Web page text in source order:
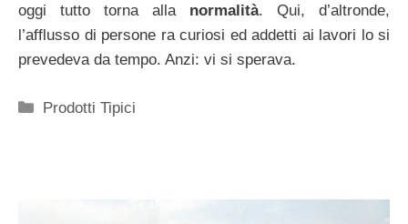
oggi tutto torna alla normalità. Qui, d’altronde,
l’afflusso di persone ra curiosi ed addetti ai lavori lo si
prevedeva da tempo. Anzi: vi si sperava.
Categorie
Prodotti Tipici